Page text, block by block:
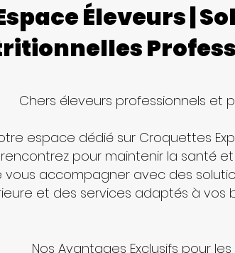
Éleveurs |
Chers éleveurs professionnels et
espace dédié sur Croquettes
pour maintenir la santé
vous accompagner avec des
et des services adaptés à vos
Nos Avantages Exclusifs pour les